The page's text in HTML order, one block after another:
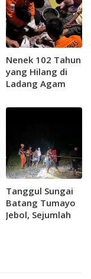
Nenek 102 Tahun
yang Hilang di
Ladang Agam
Selamat
Tanggul Sungai
Batang Tumayo
Jebol, Sejumlah